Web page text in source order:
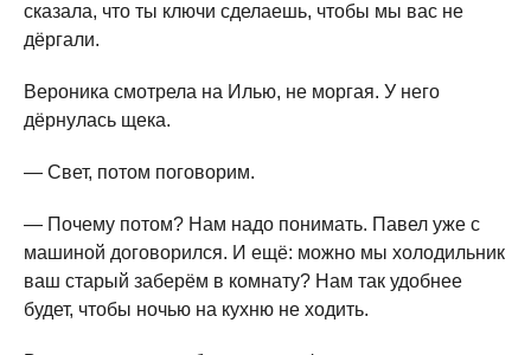
сказала, что ты ключи сделаешь, чтобы мы вас не
дёргали.
Вероника смотрела на Илью, не моргая. У него
дёрнулась щека.
— Свет, потом поговорим.
— Почему потом? Нам надо понимать. Павел уже с
машиной договорился. И ещё: можно мы холодильник
ваш старый заберём в комнату? Нам так удобнее
будет, чтобы ночью на кухню не ходить.